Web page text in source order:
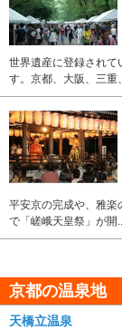
世界遺産に登録されて
す。京都、大阪、三重
平安京の完成や、雅楽
で「嵯峨天皇祭」が開
京都の温泉地
天橋立温泉